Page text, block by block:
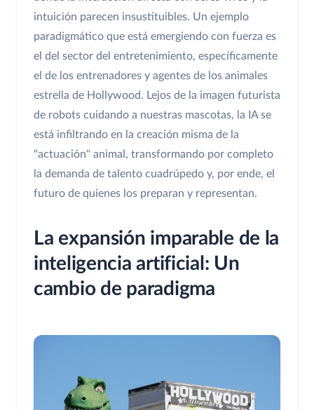
intuición parecen insustituibles. Un ejemplo
paradigmático que está emergiendo con fuerza es
el del sector del entretenimiento, específicamente
el de los entrenadores y agentes de los animales
estrella de Hollywood. Lejos de la imagen futurista
de robots cuidando a nuestras mascotas, la IA se
está infiltrando en la creación misma de la
"actuación" animal, transformando por completo
la demanda de talento cuadrúpedo y, por ende, el
futuro de quienes los preparan y representan.
La expansión imparable de la
inteligencia artificial: Un
cambio de paradigma